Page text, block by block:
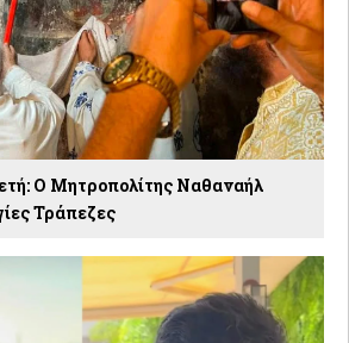
Ο Μητροπολίτης Ναθαναήλ
Τράπεζες